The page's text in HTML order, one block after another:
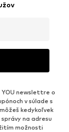
newslettre o
v súlade s
kedykoľvek
na adresu
možnosti